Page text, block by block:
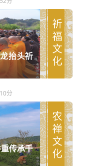
抬头祈
祈福文化
分
传承千
农禅文化